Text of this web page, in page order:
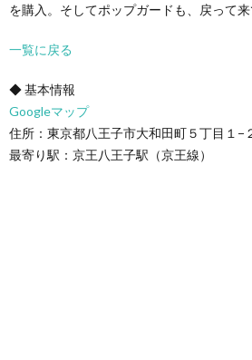
を購入。そしてポップガードも、戻って来
一覧に戻る
◆ 基本情報
Googleマップ
住所：東京都八王子市大和田町５丁目１−
最寄り駅：京王八王子駅（京王線）